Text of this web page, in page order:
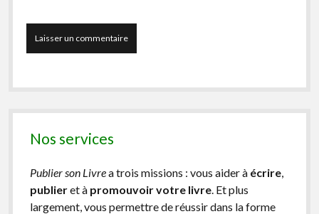
Nos services
Publier son Livrea trois missions : vous aider à écrire
publieret à promouvoir votre livre . Et plus
largement, vous permettre de réussir dans la forme